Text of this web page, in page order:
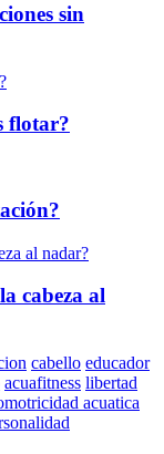
sin
flotar?
cabeza al
cabello educador
acuafitness libertad
acuatica